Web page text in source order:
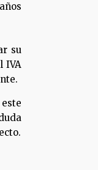
su
IVA